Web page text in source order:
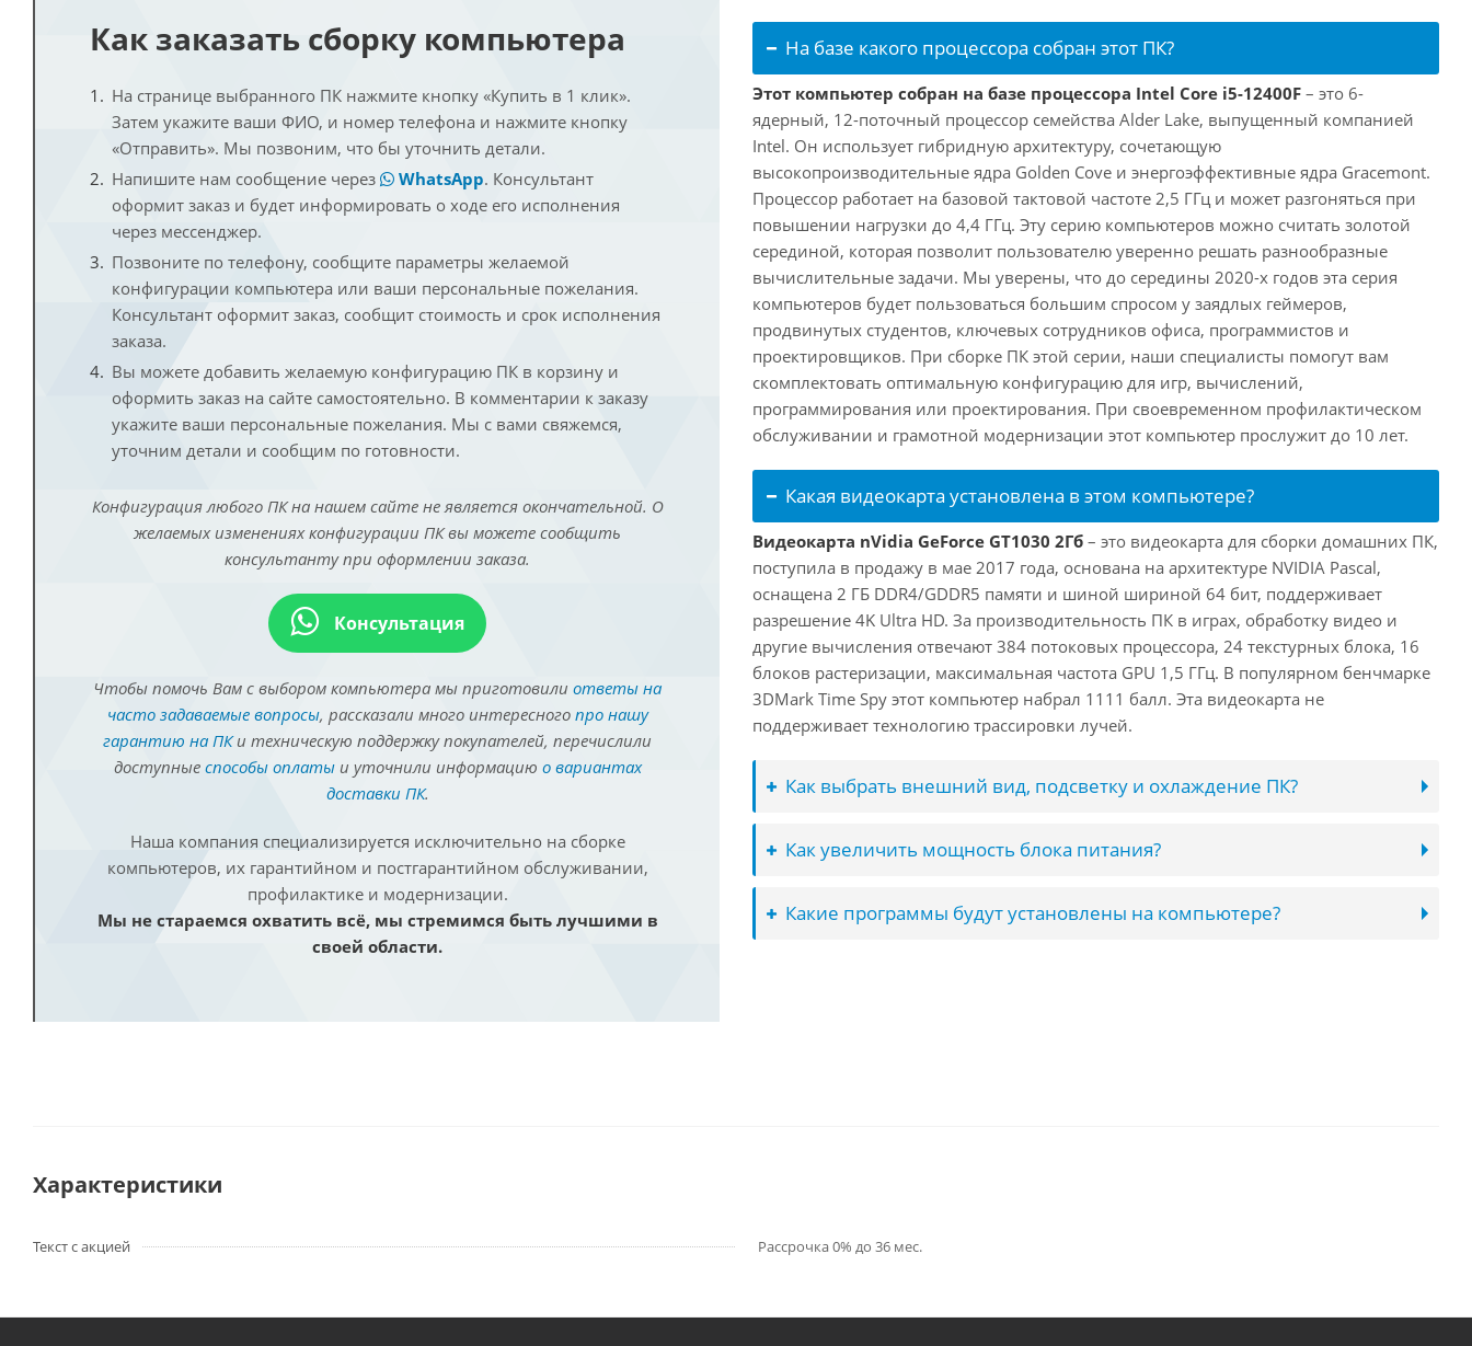
Как заказать сборку компьютера
На странице выбранного ПК нажмите кнопку «Купить в 1 клик».
Затем укажите ваши ФИО, и номер телефона и нажмите кнопку
«Отправить». Мы позвоним, что бы уточнить детали.
Напишите нам сообщение через
WhatsApp. Консультант
оформит заказ и будет информировать о ходе его исполнения
через мессенджер.
Позвоните по телефону, сообщите параметры желаемой
конфигурации компьютера или ваши персональные пожелания.
Консультант оформит заказ, сообщит стоимость и срок исполнения
заказа.
Вы можете добавить желаемую конфигурацию ПК в корзину и
оформить заказ на сайте самостоятельно. В комментарии к заказу
укажите ваши персональные пожелания. Мы с вами свяжемся,
уточним детали и сообщим по готовности.
Конфигурация любого ПК на нашем сайте не является окончательной. О
желаемых изменениях конфигурации ПК вы можете сообщить
консультанту при оформлении заказа.
Консультация
Чтобы помочь Вам с выбором компьютера мы приготовили ответы на
часто задаваемые вопросы, рассказали много интересного про нашу
гарантию на ПКи техническую поддержку покупателей, перечислили
доступные способы оплатыи уточнили информацию о вариантах
доставки ПК.
Наша компания специализируется исключительно на сборке
компьютеров, их гарантийном и постгарантийном обслуживании,
профилактике и модернизации.
Мы не стараемся охватить всё, мы стремимся быть лучшими в
своей области.
На базе какого процессора собран этот ПК?
Этот компьютер собран на базе процессора Intel Core i5-12400F – это 6-
ядерный, 12-поточный процессор семейства Alder Lake, выпущенный компанией
Intel. Он использует гибридную архитектуру, сочетающую
высокопроизводительные ядра Golden Cove и энергоэффективные ядра Gracemont.
Процессор работает на базовой тактовой частоте 2,5 ГГц и может разгоняться при
повышении нагрузки до 4,4 ГГц. Эту серию компьютеров можно считать золотой
серединой, которая позволит пользователю уверенно решать разнообразные
вычислительные задачи. Мы уверены, что до середины 2020-х годов эта серия
компьютеров будет пользоваться большим спросом у заядлых геймеров,
продвинутых студентов, ключевых сотрудников офиса, программистов и
проектировщиков. При сборке ПК этой серии, наши специалисты помогут вам
скомплектовать оптимальную конфигурацию для игр, вычислений,
программирования или проектирования. При своевременном профилактическом
обслуживании и грамотной модернизации этот компьютер прослужит до 10 лет.
Какая видеокарта установлена в этом компьютере?
Видеокарта nVidia GeForce GT1030 2Гб – это видеокарта для сборки домашних ПК,
поступила в продажу в мае 2017 года, основана на архитектуре NVIDIA Pascal,
оснащена 2 ГБ DDR4/GDDR5 памяти и шиной шириной 64 бит, поддерживает
разрешение 4K Ultra HD. За производительность ПК в играх, обработку видео и
другие вычисления отвечают 384 потоковых процессора, 24 текстурных блока, 16
блоков растеризации, максимальная частота GPU 1,5 ГГц. В популярном бенчмарке
3DMark Time Spy этот компьютер набрал 1111 балл. Эта видеокарта не
поддерживает технологию трассировки лучей.
Как выбрать внешний вид, подсветку и охлаждение ПК?
Как увеличить мощность блока питания?
Какие программы будут установлены на компьютере?
Характеристики
Текст с акцией Рассрочка 0% до 36 мес.